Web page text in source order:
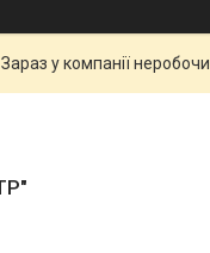
Зараз у компанії